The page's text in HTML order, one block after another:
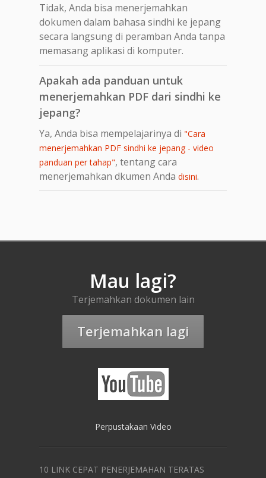
Tidak, Anda bisa menerjemahkan
dokumen dalam bahasa sindhi ke jepang
secara langsung di peramban Anda tanpa
memasang aplikasi di komputer.
Apakah ada panduan untuk
menerjemahkan PDF dari sindhi ke
jepang?
Ya, Anda bisa mempelajarinya di "Cara
menerjemahkan PDF sindhi ke jepang - video
panduan per tahap", tentang cara
menerjemahkan dkumen Anda disini.
Mau lagi?
Terjemahkan dokumen lain
Terjemahkan lagi
Perpustakaan Video
10 LINK CEPAT PENERJEMAHAN TERATAS